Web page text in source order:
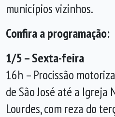
municípios vizinhos.
Confira a programação:
1/5 – Sexta-feira
16h – Procissão
de São José até a Igreja
Lourdes, com reza do